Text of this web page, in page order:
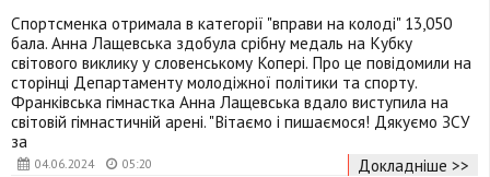
04.06.2024 05:20
Спортсменка отримала в категорії "вправи на колоді" 13,050
бала. Анна Лащевська здобула срібну медаль на Кубку
світового виклику у словенському Копері. Про це повідомили на
сторінці Департаменту молодіжної політики та спорту.
Франківська гімнастка Анна Лащевська вдало виступила на
світовій гімнастичній арені. "Вітаємо і пишаємося! Дякуємо ЗСУ
за
Докладніше >>